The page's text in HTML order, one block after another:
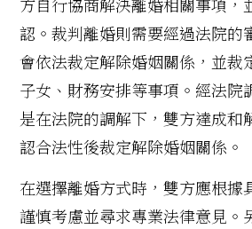
認。裁判離婚則需要經過法院的
會依法裁定解除婚姻關係，並裁
子女、財務安排等事項。經法院
是在法院的調解下，雙方達成和
認合法性後裁定解除婚姻關係。
在選擇離婚方式時，雙方應根據
謹慎考慮並尋求專業法律意見。